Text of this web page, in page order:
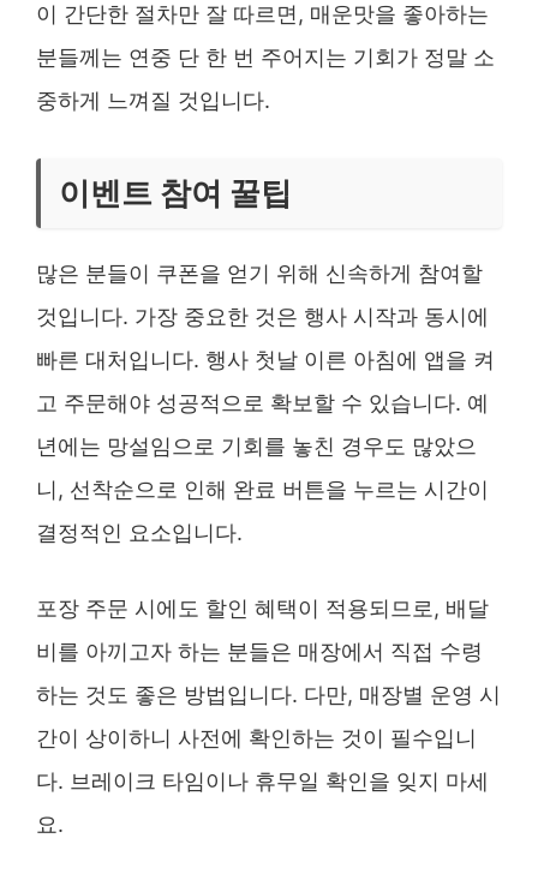
이 간단한 절차만 잘 따르면, 매운맛을 좋아하는
분들께는 연중 단 한 번 주어지는 기회가 정말 소
중하게 느껴질 것입니다.
이벤트 참여 꿀팁
많은 분들이 쿠폰을 얻기 위해 신속하게 참여할
것입니다. 가장 중요한 것은 행사 시작과 동시에
빠른 대처입니다. 행사 첫날 이른 아침에 앱을 켜
고 주문해야 성공적으로 확보할 수 있습니다. 예
년에는 망설임으로 기회를 놓친 경우도 많았으
니, 선착순으로 인해 완료 버튼을 누르는 시간이
결정적인 요소입니다.
포장 주문 시에도 할인 혜택이 적용되므로, 배달
비를 아끼고자 하는 분들은 매장에서 직접 수령
하는 것도 좋은 방법입니다. 다만, 매장별 운영 시
간이 상이하니 사전에 확인하는 것이 필수입니
다. 브레이크 타임이나 휴무일 확인을 잊지 마세
요.